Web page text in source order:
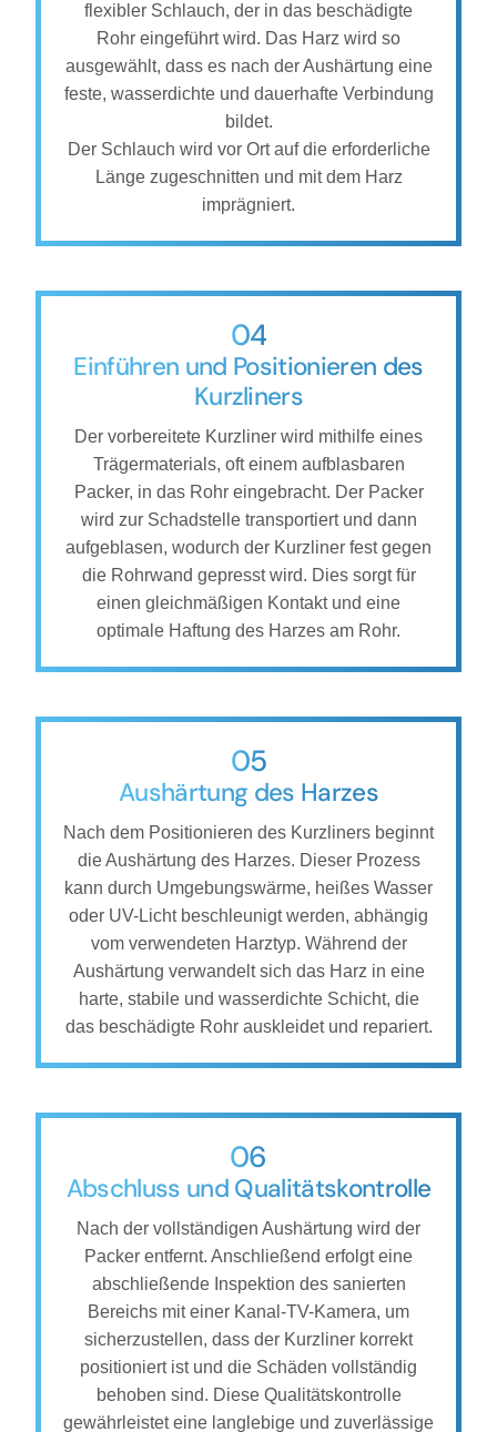
flexibler Schlauch, der in das beschädigte
Rohr eingeführt wird. Das Harz wird so
ausgewählt, dass es nach der Aushärtung eine
feste, wasserdichte und dauerhafte Verbindung
bildet.
Der Schlauch wird vor Ort auf die erforderliche
Länge zugeschnitten und mit dem Harz
imprägniert.
04
Einführen und Positionieren des
Kurzliners
Der vorbereitete Kurzliner wird mithilfe eines
Trägermaterials, oft einem aufblasbaren
Packer, in das Rohr eingebracht. Der Packer
wird zur Schadstelle transportiert und dann
aufgeblasen, wodurch der Kurzliner fest gegen
die Rohrwand gepresst wird. Dies sorgt für
einen gleichmäßigen Kontakt und eine
optimale Haftung des Harzes am Rohr.
05
Aushärtung des Harzes
Nach dem Positionieren des Kurzliners beginnt
die Aushärtung des Harzes. Dieser Prozess
kann durch Umgebungswärme, heißes Wasser
oder UV-Licht beschleunigt werden, abhängig
vom verwendeten Harztyp. Während der
Aushärtung verwandelt sich das Harz in eine
harte, stabile und wasserdichte Schicht, die
das beschädigte Rohr auskleidet und repariert.
06
Abschluss und Qualitätskontrolle
Nach der vollständigen Aushärtung wird der
Packer entfernt. Anschließend erfolgt eine
abschließende Inspektion des sanierten
Bereichs mit einer Kanal-TV-Kamera, um
sicherzustellen, dass der Kurzliner korrekt
positioniert ist und die Schäden vollständig
behoben sind. Diese Qualitätskontrolle
gewährleistet eine langlebige und zuverlässige